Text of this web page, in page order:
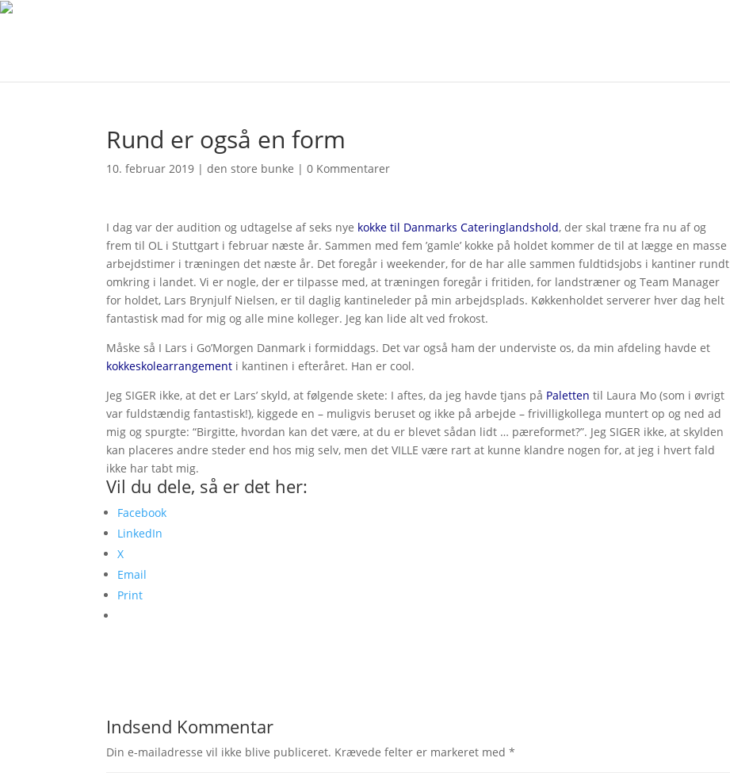
Rund er også en form
10. februar 2019 |den store bunke |0 Kommentarer
I dag var der audition og udtagelse af seks nye kokke til Danmarks Cateringlandshold, der skal træne fra nu af og
frem til OL i Stuttgart i februar næste år. Sammen med fem ’gamle’ kokke på holdet kommer de til at lægge en masse
arbejdstimer i træningen det næste år. Det foregår i weekender, for de har alle sammen fuldtidsjobs i kantiner rundt
omkring i landet. Vi er nogle, der er tilpasse med, at træningen foregår i fritiden, for landstræner og Team Manager
for holdet, Lars Brynjulf Nielsen, er til daglig kantineleder på min arbejdsplads. Køkkenholdet serverer hver dag helt
fantastisk mad for mig og alle mine kolleger. Jeg kan lide alt ved frokost.
Måske så I Lars i Go’Morgen Danmark i formiddags. Det var også ham der underviste os, da min afdeling havde et
kokkeskolearrangement i kantinen i efteråret. Han er cool.
Jeg SIGER ikke, at det er Lars’ skyld, at følgende skete: I aftes, da jeg havde tjans på Paletten til Laura Mo (som i øvrigt
var fuldstændig fantastisk!), kiggede en – muligvis beruset og ikke på arbejde – frivilligkollega muntert op og ned ad
mig og spurgte: “Birgitte, hvordan kan det være, at du er blevet sådan lidt … pæreformet?”. Jeg SIGER ikke, at skylden
kan placeres andre steder end hos mig selv, men det VILLE være rart at kunne klandre nogen for, at jeg i hvert fald
ikke har tabt mig.
Vil du dele, så er det her:
Facebook
LinkedIn
X
Email
Print
Indsend Kommentar
Din e-mailadresse vil ikke blive publiceret. Krævede felter er markeret med*